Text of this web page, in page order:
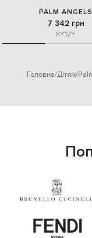
PALM ANGELS
7 342 грн
8Y12Y
Головна Дітям